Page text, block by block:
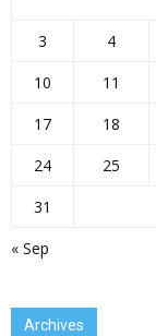
« Sep
3
4
10
11
17
18
24
25
31
Archives